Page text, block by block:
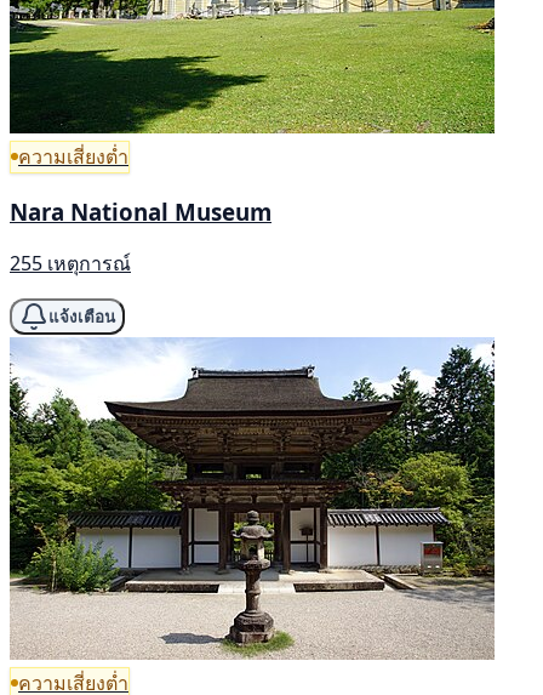
ความเสี่ยงต่ำ
Nara National Museum
255 เหตุการณ์
แจ้งเตือน
ความเสี่ยงต่ำ